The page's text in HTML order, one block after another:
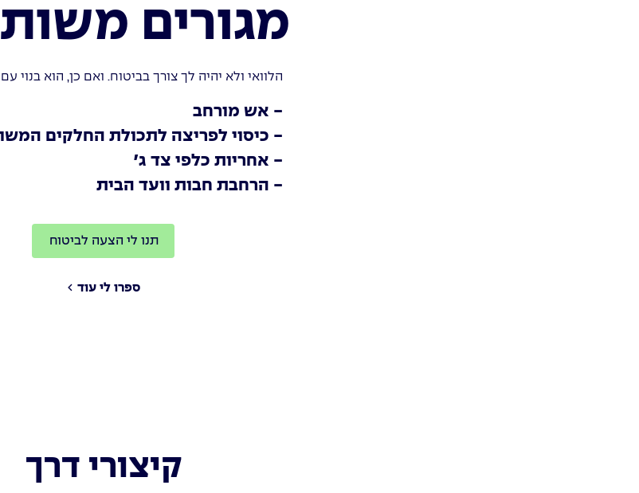
מגורים
הלוואי ולא יהיה לך צורך בביטוח. ואם כן, הוא בנוי
- אש מורחב
- כיסוי לפריצה לתכולת החלקים
- אחריות כלפי צד ג׳
- הרחבת חבות וועד הבית
תנו לי הצעה לביטוח
ספרו לי עוד
קיצורי דרך